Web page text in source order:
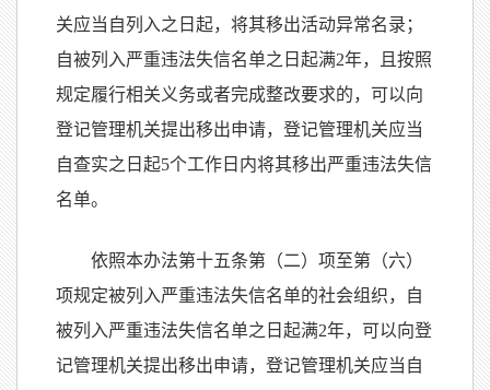
关应当自列入之日起，将其移出活动异常名录；
自被列入严重违法失信名单之日起满2年，且按照
规定履行相关义务或者完成整改要求的，可以向
登记管理机关提出移出申请，登记管理机关应当
自查实之日起5个工作日内将其移出严重违法失信
名单。
依照本办法第十五条第（二）项至第（六）
项规定被列入严重违法失信名单的社会组织，自
被列入严重违法失信名单之日起满2年，可以向登
记管理机关提出移出申请，登记管理机关应当自